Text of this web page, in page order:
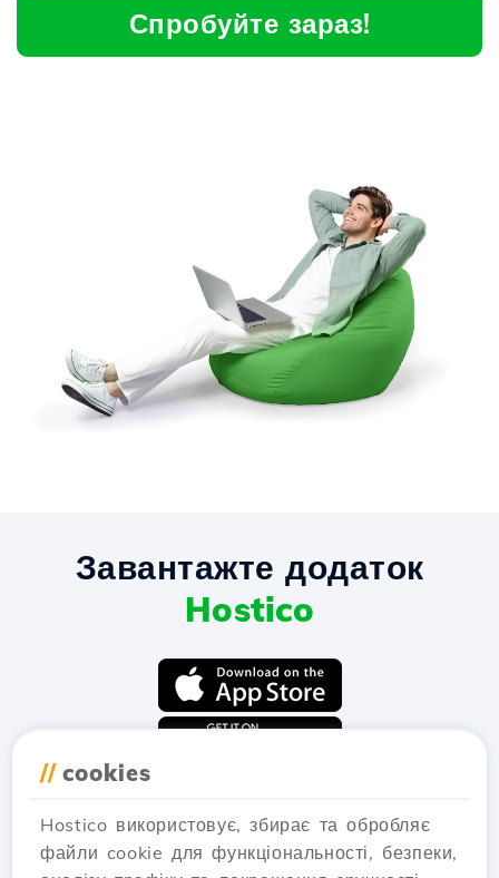
Спробуйте зараз!
// cookies
Hostico використовує, збирає та обробляє
файли cookie для функціональності, безпеки,
Завантажте додаток
Hostico